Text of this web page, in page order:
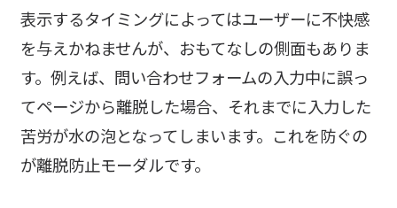
表示するタイミングによってはユーザーに不快感
を与えかねませんが、おもてなしの側面もありま
す。例えば、問い合わせフォームの入力中に誤っ
てページから離脱した場合、それまでに入力した
苦労が水の泡となってしまいます。これを防ぐの
が離脱防止モーダルです。